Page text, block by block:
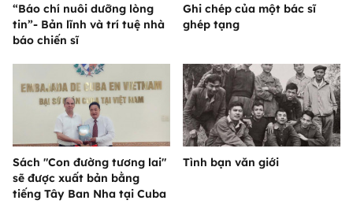
“Báo chí nuôi dưỡng lòng
tin”- Bản lĩnh và trí tuệ nhà
báo chiến sĩ
Ghi chép của một bác sĩ
ghép tạng
Sách "Con đường tương lai"
sẽ được xuất bản bằng
tiếng Tây Ban Nha tại Cuba
Tình bạn văn giới